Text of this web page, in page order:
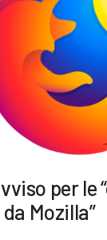
per le
Mozilla”